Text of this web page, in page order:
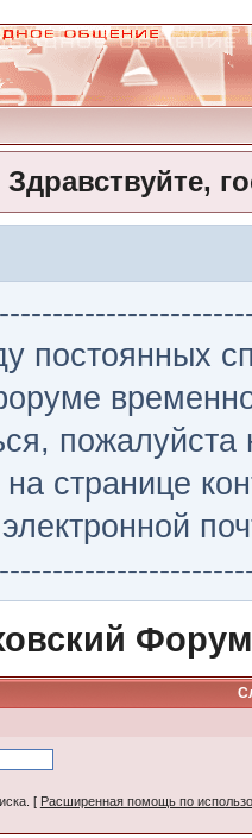
Здравствуйте,
постоянных
странице
Форум
[ Расширенная помощь по